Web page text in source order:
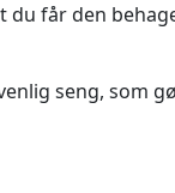
du får den
seng, som